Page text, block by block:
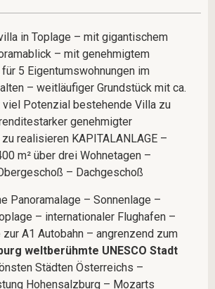
in Toplage – mit gigantischem
– mit genehmigtem
5 Eigentumswohnungen im
– weitläufiger Grundstück mit ca.
viel Potenzial bestehende Villa zu
genehmigter
realisieren KAPITALANLAGE –
m² über drei Wohnetagen –
– Dachgeschoß
Panoramalage – Sonnenlage –
– internationaler Flughafen –
zur A1 Autobahn – angrenzend zum
weltberühmte UNESCO Stadt
Städten Österreichs –
Hohensalzburg – Mozarts